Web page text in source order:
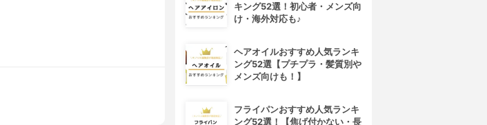
キング52選！初心者・メンズ向
け・海外対応も♪
ヘアオイルおすすめ人気ランキ
ング52選【プチプラ・髪質別や
メンズ向けも！】
フライパンおすすめ人気ランキ
ング52選！【焦げ付かない・長